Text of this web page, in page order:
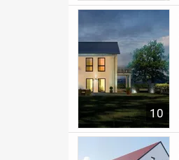
10